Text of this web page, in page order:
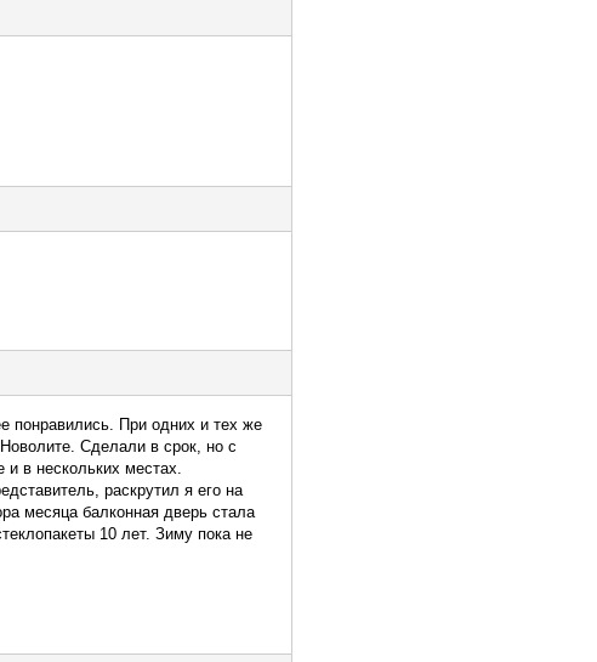
понравились. При одних и тех же
Сделали в срок, но с
в нескольких местах.
раскрутил я его на
месяца балконная дверь стала
10 лет. Зиму пока не